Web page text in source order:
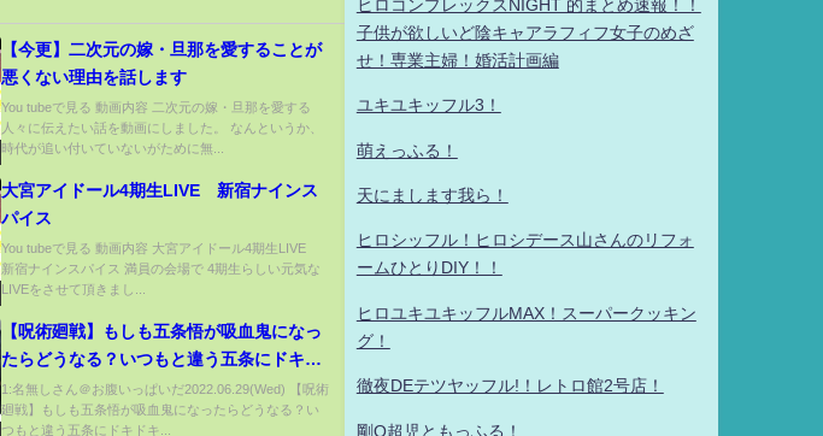
【今更】二次元の嫁・旦那を愛することが
悪くない理由を話します
You tubeで見る 動画内容 二次元の嫁・旦那を愛する
人々に伝えたい話を動画にしました。 なんというか、
時代が追い付いていないがために無...
大宮アイドール4期生LIVE 新宿ナインス
パイス
You tubeで見る 動画内容 大宮アイドール4期生LIVE
新宿ナインスパイス 満員の会場で 4期生らしい元気な
LIVEをさせて頂きまし...
【呪術廻戦】もしも五条悟が吸血鬼になっ
たらどうなる？いつもと違う五条にドキド
キで…！？【LINE・アフレコ・五条悟・庵
歌姫・さとうた・呪術廻戦０】
1:名無しさん＠お腹いっぱいだ2022.06.29(Wed) 【呪術
廻戦】もしも五条悟が吸血鬼になったらどうなる？い
つもと違う五条にドキドキ...
ヒロコンプレックスNIGHT 的まとめ速報！！
子供が欲しいど陰キャアラフィフ女子のめざ
せ！専業主婦！婚活計画編
ユキユキッフル3！
萌えっふる！
天にまします我ら！
ヒロシッフル！ヒロシデース山さんのリフォ
ームひとりDIY！！
ヒロユキユキッフルMAX！スーパークッキン
グ！
徹夜DEテツヤッフル!！レトロ館2号店！
剛Q超児ともっふる！